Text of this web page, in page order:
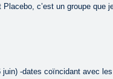
c’est un groupe que
-dates coïncidant avec